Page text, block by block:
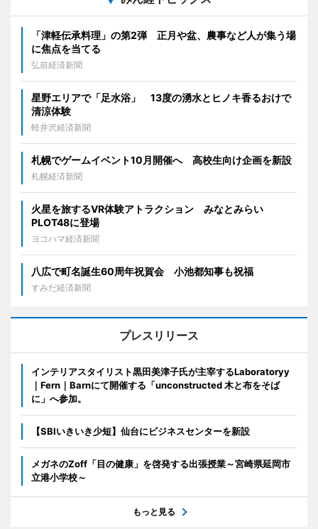
「津軽伝承料理」の第2弾 正月や盆、農事など人が集う場
に焦点を当てる
弘前経済新聞
星野エリアで「足水浴」 13度の湧水とヒノキ香るおけで
清涼体験
軽井沢経済新聞
札幌でゲームイベント10月開催へ 高校生向け企画を新設
札幌経済新聞
火星を旅するVR体験アトラクション みなとみらい
PLOT48に登場
ヨコハマ経済新聞
八広で町名誕生60周年祝賀会 小池都知事も祝福
すみだ経済新聞
プレスリリース
インテリアスタイリスト黒田美津子氏が主宰するLaboratoryy
｜Fern｜Barnにて開催する「unconstructed 木と布をそば
に」へ参加。
【SBIいきいき少短】仙台にビジネスセンターを新設
メガネのZoff「目の健康」を啓発する出張授業～宮崎県延岡市
立港小学校～
もっと見る